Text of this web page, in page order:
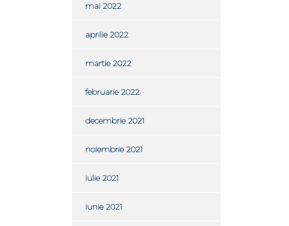
mai 2022
aprilie 2022
martie 2022
februarie 2022
decembrie 2021
noiembrie 2021
iulie 2021
iunie 2021